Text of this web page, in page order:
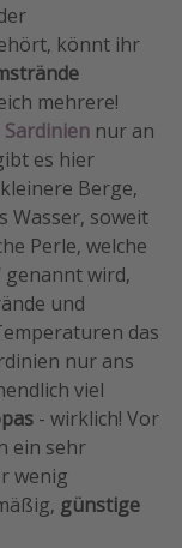
könnt ihr
mehrere!
nur an
es hier
Berge,
Wasser, soweit
Perle, welche
genannt wird,
und
das
nur ans
viel
- wirklich! Vor
ein sehr
wenig
günstige